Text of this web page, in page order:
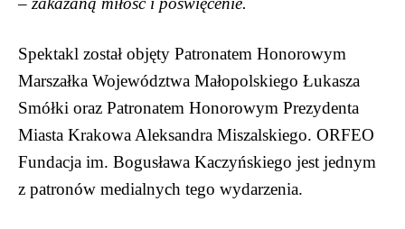
Spektakl został objęty Patronatem Honorowym
Marszałka Województwa Małopolskiego Łukasza
Smółki oraz Patronatem Honorowym Prezydenta
Miasta Krakowa Aleksandra Miszalskiego. ORFEO
Fundacja im. Bogusława Kaczyńskiego jest jednym
z patronów medialnych tego wydarzenia.